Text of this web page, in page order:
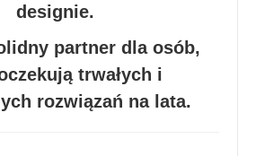
designie.
partner dla osób,
trwałych i
rozwiązań na lata.